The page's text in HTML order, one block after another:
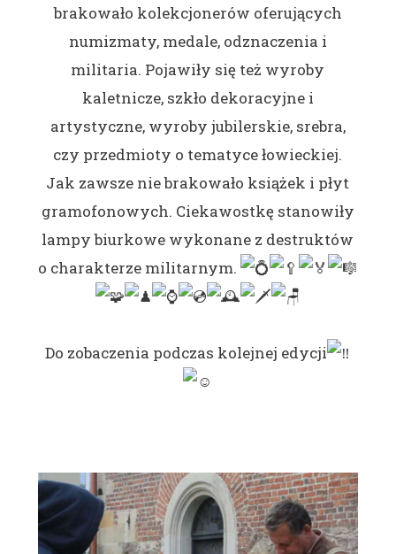
brakowało kolekcjonerów oferujących
numizmaty, medale, odznaczenia i
militaria. Pojawiły się też wyroby
kaletnicze, szkło dekoracyjne i
artystyczne, wyroby jubilerskie, srebra,
czy przedmioty o tematyce łowieckiej.
Jak zawsze nie brakowało książek i płyt
gramofonowych. Ciekawostkę stanowiły
lampy biurkowe wykonane z destruktów
o charakterze militarnym.
Do zobaczenia podczas kolejnej edycji